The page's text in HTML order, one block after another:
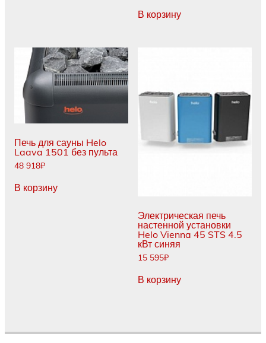
В корзину
Печь для сауны Helo
Laava 1501 без пульта
48 918₽
В корзину
Электрическая печь
настенной установки
Helo Vienna 45 STS 4.5
кВт синяя
15 595₽
В корзину